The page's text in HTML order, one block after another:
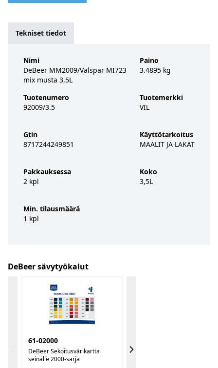
Tekniset tiedot
Nimi
DeBeer MM2009/Valspar MI723
mix musta 3,5L
Tuotenumero
92009/3.5
Gtin
8717244249851
Pakkauksessa
2 kpl
Min. tilausmäärä
1 kpl
Paino
3.4895 kg
Tuotemerkki
VIL
Käyttötarkoitus
MAALIT JA LAKAT
Koko
3,5L
DeBeer sävytyökalut
61-02000
DeBeer Sekoitusvärikartta
seinälle 2000-sarja